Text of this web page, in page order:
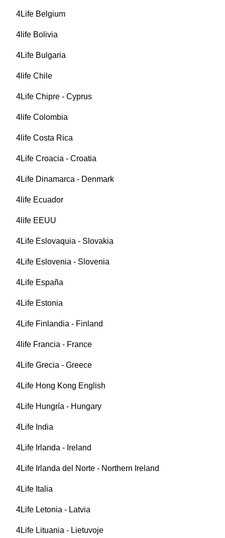
4Life Belgium
4life Bolivia
4Life Bulgaria
4life Chile
4Life Chipre - Cyprus
4life Colombia
4life Costa Rica
4Life Croacia - Croatia
4Life Dinamarca - Denmark
4life Ecuador
4life EEUU
4Life Eslovaquia - Slovakia
4Life Eslovenia - Slovenia
4Life España
4Life Estonia
4Life Finlandia - Finland
4life Francia - France
4Life Grecia - Greece
4Life Hong Kong English
4Life Hungría - Hungary
4Life India
4Life Irlanda - Ireland
4Life Irlanda del Norte - Northern Ireland
4Life Italia
4Life Letonia - Latvia
4Life Lituania - Lietuvoje